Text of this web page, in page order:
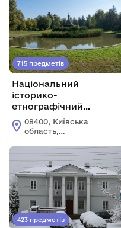
715 предметів
Національний
історико-
етнографічний
заповідник "Переяслав"
08400, Київська
область,
район, м. Переяслав,
вул. Шевченка, 8
423 предметів